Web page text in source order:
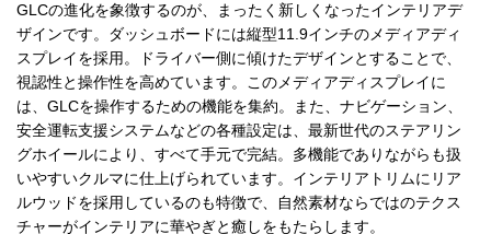
GLCの進化を象徴するのが、まったく新しくなったインテリアデ
ザインです。ダッシュボードには縦型11.9インチのメディアディ
スプレイを採用。ドライバー側に傾けたデザインとすることで、
視認性と操作性を高めています。このメディアディスプレイに
は、GLCを操作するための機能を集約。また、ナビゲーション、
安全運転支援システムなどの各種設定は、最新世代のステアリン
グホイールにより、すべて手元で完結。多機能でありながらも扱
いやすいクルマに仕上げられています。インテリアトリムにリア
ルウッドを採用しているのも特徴で、自然素材ならではのテクス
チャーがインテリアに華やぎと癒しをもたらします。